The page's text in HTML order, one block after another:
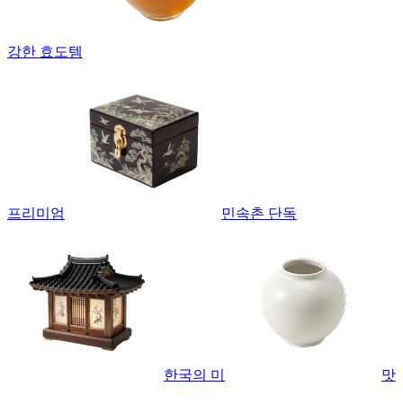
강한 효도템
프리미엄 민속촌 단독
한국의 미 맛